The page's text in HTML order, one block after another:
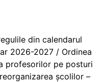
din calendarul
2026-2027 / Ordinea
profesorilor pe posturi
școlilor –